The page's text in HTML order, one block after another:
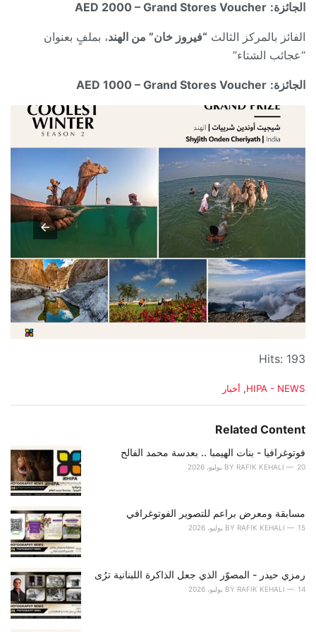
الجائزة: AED 2000 – Grand Stores Voucher
الفائز بالمركز الثالث “فيروز خان” من الهند، بملفٍ بعنوان
“عجائب الشتاء”
الجائزة: AED 1000 – Grand Stores Voucher
Hits: 193
C
e
o
r
:
HIPA - NEWS
, أخبار
Related Content
فوتوغرافيا - بنات الهيمبا .. بعدسة محمد الفالح
BY RAFIK KEHALI 20 يوليو، 2026
مسابقة ومعرض براعم للتصوير الفوتوغرافي
BY RAFIK KEHALI 15 يوليو، 2026
رمزي حيدر - المصوّر الذي جعل الذاكرة اللبنانية ترُى
BY RAFIK KEHALI 14 يوليو، 2026